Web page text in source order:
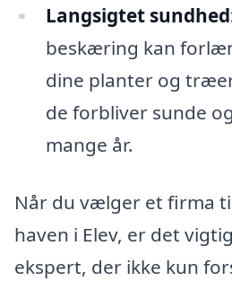
Langsigtet
beskæring kan
dine planter og
de forbliver sunde
mange år.
Når du vælger et firma
haven i Elev, er det
ekspert, der ikke kun